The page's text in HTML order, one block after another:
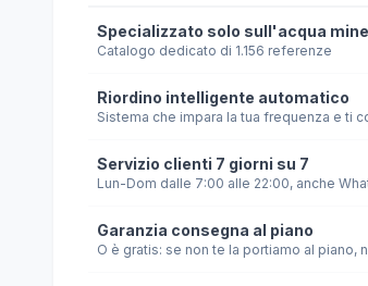
Specializzato solo sull'acqua
Catalogo dedicato di 1.156 referenze
Riordino intelligente automatico
Sistema che impara la tua frequenza e ti
Servizio clienti 7 giorni su 7
Lun-Dom dalle 7:00 alle 22:00, anche
Garanzia consegna al piano
O è gratis: se non te la portiamo al piano,